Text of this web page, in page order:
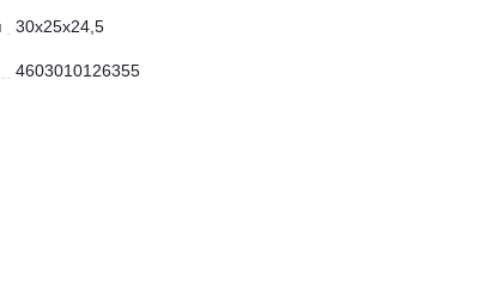
30х25х24,5
4603010126355